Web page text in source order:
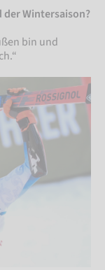
der Wintersaison?
bin und